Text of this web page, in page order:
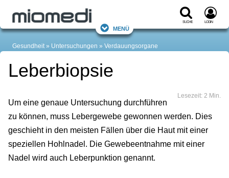
Suche Login
Menü
Gesundheit Untersuchungen Verdauungsorgane
Leberbiopsie
Lesezeit: 2 Min.
Um eine genaue Untersuchung durchführen
zu können, muss Lebergewebe gewonnen werden. Dies
geschieht in den meisten Fällen über die Haut mit einer
speziellen Hohlnadel. Die Gewebeentnahme mit einer
Nadel wird auch Leberpunktion genannt.